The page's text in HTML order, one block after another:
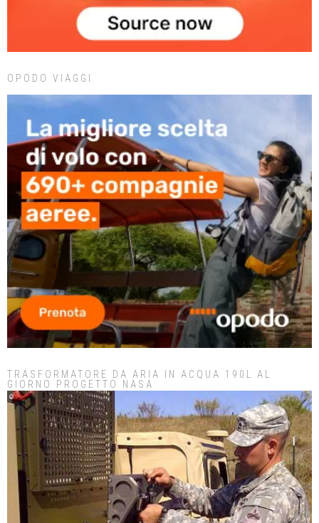
OPODO VIAGGI
TRASFORMATORE DA ARIA IN ACQUA 190L AL
GIORNO PROGETTO NASA